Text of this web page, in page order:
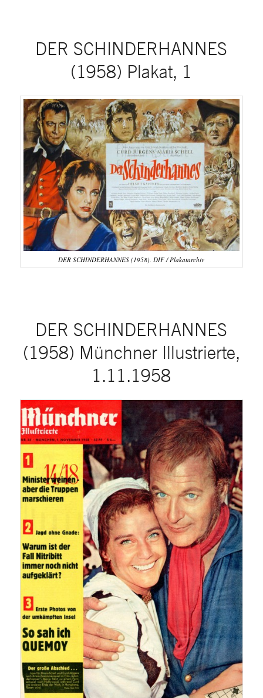
DER SCHINDERHANNES
(1958) Plakat, 1
DER SCHINDERHANNES (1958). DIF / Plakatarchiv
DER SCHINDERHANNES
(1958) Münchner Illustrierte,
1.11.1958